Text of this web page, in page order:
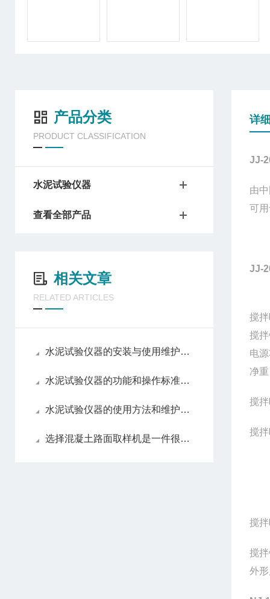
产品分类
PRODUCT CLASSIFICATION
水泥试验仪器
查看全部产品
相关文章
RELATED ARTICLES
水泥试验仪器的安装与使用维护介绍
水泥试验仪器的功能和操作标准介绍
水泥试验仪器的使用方法和维护保养
选择混凝土路面取样机是一件很重要的事情
详
JJ-
由
可
JJ-
搅
搅
电
净
搅
搅
搅
搅
外